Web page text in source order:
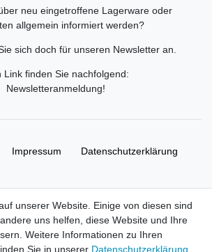
neu eingetroffene Lagerware oder
allgemein informiert werden?
sich doch für unseren Newsletter an.
Link finden Sie nachfolgend:
Newsletteranmeldung!
Impressum Daten­schutz­erklärung
Rechte vorbehalten. HL-
unserer Website. Einige von diesen sind
uns helfen, diese Website und Ihre
Weitere Informationen zu Ihren
Sie in unserer Daten­schutz­erklärung